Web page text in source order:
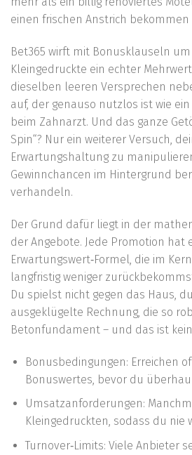
einen frischen Anstrich bekommen
Bet365 wirft mit Bonusklauseln um
Kleingedruckte ein echter
dieselben leeren Versprechen
auf, der genauso nutzlos ist wie
beim Zahnarzt. Und das ganze
Spin“? Nur ein weiterer Versuch,
Erwartungshaltung zu
Gewinnchancen im Hintergrund
verhandeln.
Der Grund dafür liegt in der
der Angebote. Jede Promotion hat
Erwartungswert‑Formel, die im
langfristig weniger
Du spielst nicht gegen das Haus,
ausgeklügelte Rechnung, die so
Betonfundament – und das ist
Bonusbedingungen: Erreichen
Bonuswertes, bevor du
Umsatzanforderungen:
Kleingedruckten, sodass du nie
Turnover‑Limits: Viele Anbieter